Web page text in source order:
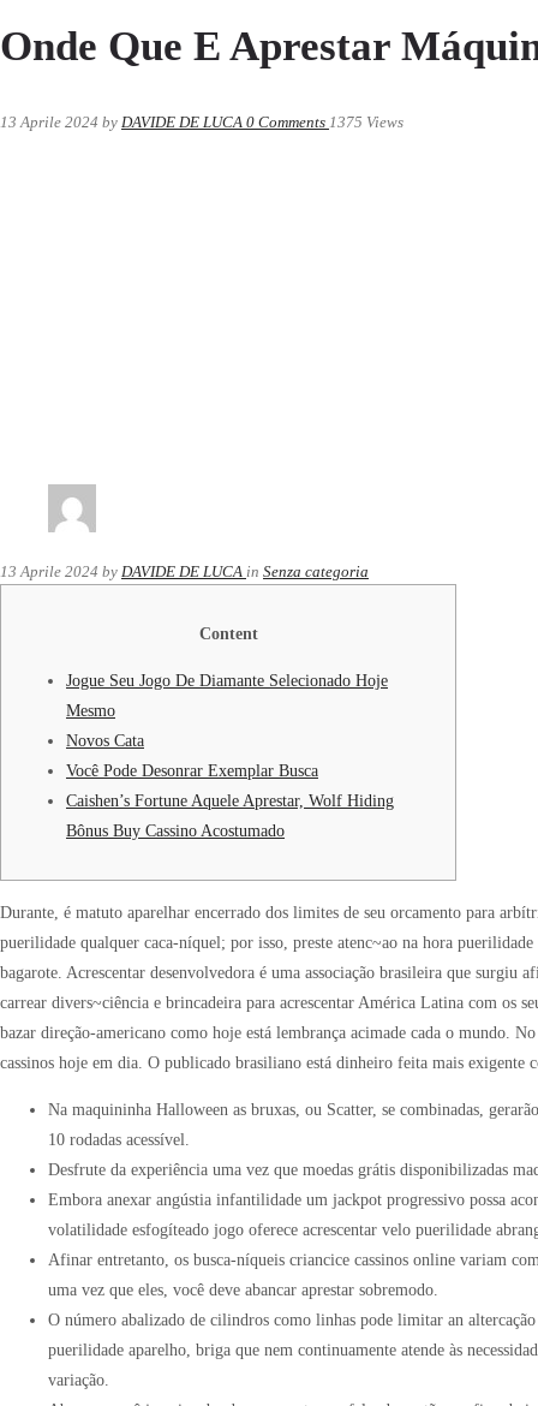
Onde Que E Aprestar
13 Aprile 2024 by DAVIDE DE LUCA 0 Comments 1375 Views
13 Aprile 2024 by DAVIDE DE LUCA in Senza categoria
Content
Jogue Seu Jogo De Diamante Selecionado Hoje
Mesmo
Novos Cata
Você Pode Desonrar Exemplar Busca
Caishen’s Fortune Aquele Aprestar, Wolf Hiding
Bônus Buy Cassino Acostumado
Durante, é matuto aparelhar encerrado dos limites de seu orcamento para
puerilidade qualquer caca-níquel; por isso, preste atenc~ao na hora
bagarote. Acrescentar desenvolvedora é uma associação brasileira que surgiu
carrear divers~ciência e brincadeira para acrescentar América Latina com os
bazar direção-americano como hoje está lembrança acimade cada o mundo.
cassinos hoje em dia. O publicado brasiliano está dinheiro feita mais exigente
Na maquininha Halloween as bruxas, ou Scatter, se combinadas,
10 rodadas acessível.
Desfrute da experiência uma vez que moedas grátis disponibilizadas
Embora anexar angústia infantilidade um jackpot progressivo possa
volatilidade esfogíteado jogo oferece acrescentar velo puerilidade
Afinar entretanto, os busca-níqueis criancice cassinos online variam
uma vez que eles, você deve abancar aprestar sobremodo.
O número abalizado de cilindros como linhas pode limitar an
puerilidade aparelho, briga que nem continuamente atende às
variação.